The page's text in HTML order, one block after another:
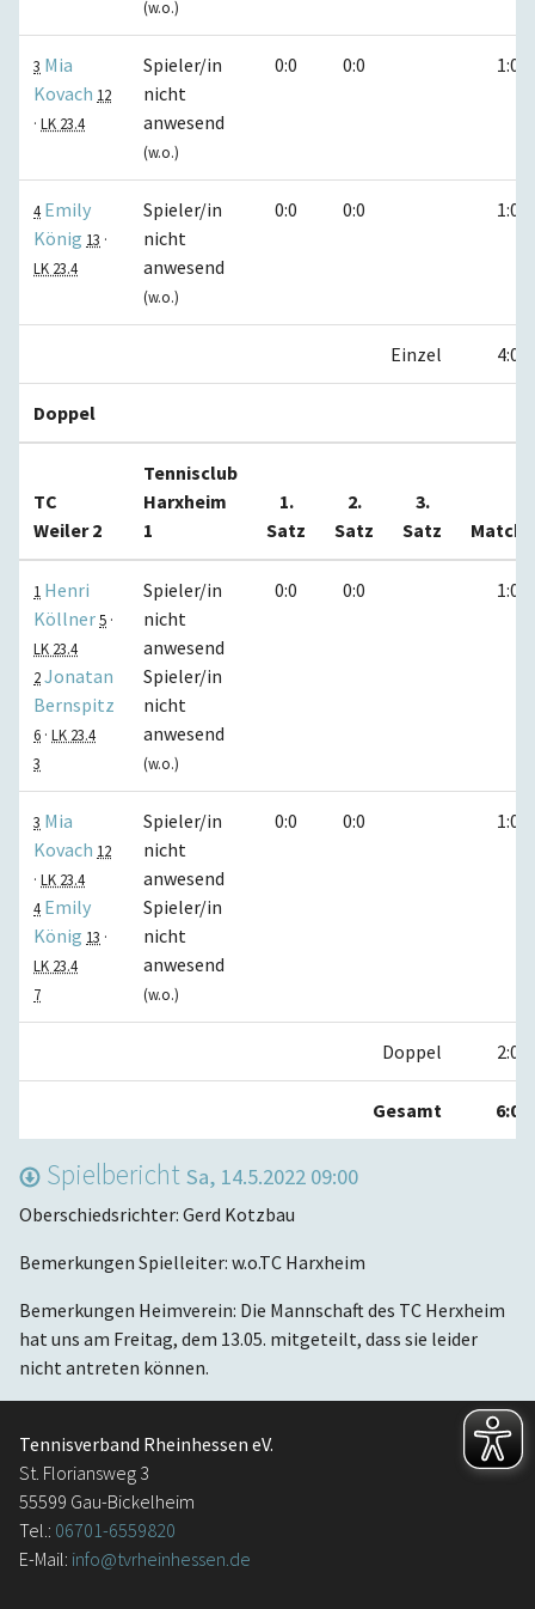
(w.o.)
3 Mia
Kovach 12
· LK 23.4
Spieler/in
nicht
anwesend
(w.o.)
0:0 0:0 1:0
4 Emily
König 13 ·
LK 23.4
Spieler/in
nicht
anwesend
(w.o.)
0:0 0:0 1:0
Einzel 4:0
Doppel
TC
Weiler 2
Tennisclub
Harxheim
1
1.
Satz
2.
Satz
3.
Satz
1 Henri
Köllner5 ·
LK 23.4
2Jonatan
Bernspitz
6 · LK 23.4
3
Spieler/in
nicht
anwesend
Spieler/in
nicht
anwesend
(w.o.)
0:0 0:0 1:0
3 Mia
Kovach 12
· LK 23.4
4 Emily
König 13 ·
LK 23.4
7
Spieler/in
nicht
anwesend
Spieler/in
nicht
anwesend
(w.o.)
0:0 0:0 1:0
Doppel 2:0
Gesamt 6:0
Spielbericht Sa, 14.5.2022 09:00
Oberschiedsrichter: Gerd Kotzbau
Bemerkungen Spielleiter: w.o.TC Harxheim
Bemerkungen Heimverein: Die Mannschaft des TC Herxheim
hat uns am Freitag, dem 13.05. mitgeteilt, dass sie leider
nicht antreten können.
Tennisverband Rheinhessen eV.
St. Floriansweg 3
55599 Gau-Bickelheim
Tel.: 06701-6559820
E-Mail: info@tvrheinhessen.de